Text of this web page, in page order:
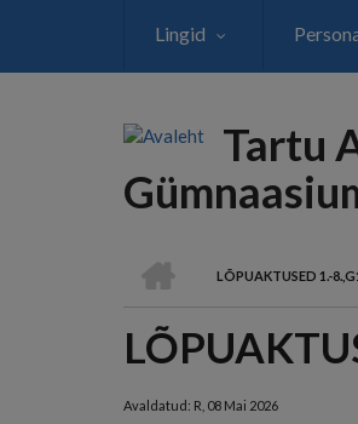
Lingid
Tartu
LEIVAPURU
LÕPUAKTUSED 1.-
Avaldatud: R, 08 Mai 2026